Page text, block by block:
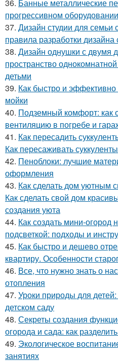
36. Банные металлические
прогрессивном
37. Дизайн студии для
правила разработки
38. Дизайн однушки с двумя
пространство
детьми
39. Как быстро и
мойки
40. Подземный комфорт: как
вентиляцию в погребе и
41. Как пересадить
Как пересаживать
42. Пеноблоки: лучшие
оформления
43. Как сделать дом уютным
Как сделать свой дом
создания уюта
44. Как создать мини-огород
подсветкой: подходы и
45. Как быстро и дешево
квартиру. Особенности
46. Все, что нужно знать о
отопления
47. Уроки природы для
детском саду
48. Секреты создания
огорода и сада: как
49. Экологическое
занятиях